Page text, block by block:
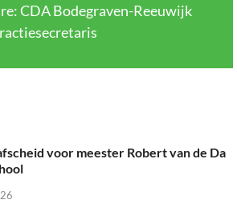
CDA Bodegraven-Reeuwijk
voor meester Robert van de Da